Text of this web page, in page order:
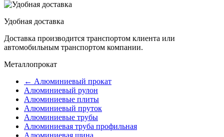
Удобная доставка
Доставка производится транспортом клиента или
автомобильным транспортом компании.
Металлопрокат
← Алюминиевый прокат
Алюминиевый рулон
Алюминиевые плиты
Алюминиевый пруток
Алюминиевые трубы
Алюминиевая труба профильная